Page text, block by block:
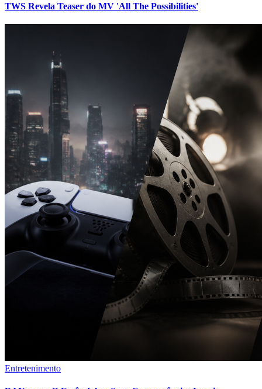
TWS Revela Teaser do MV 'All The Possibilities'
Entretenimento